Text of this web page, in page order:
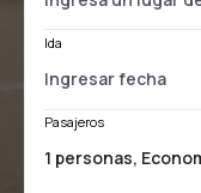
Ida
Pasajeros